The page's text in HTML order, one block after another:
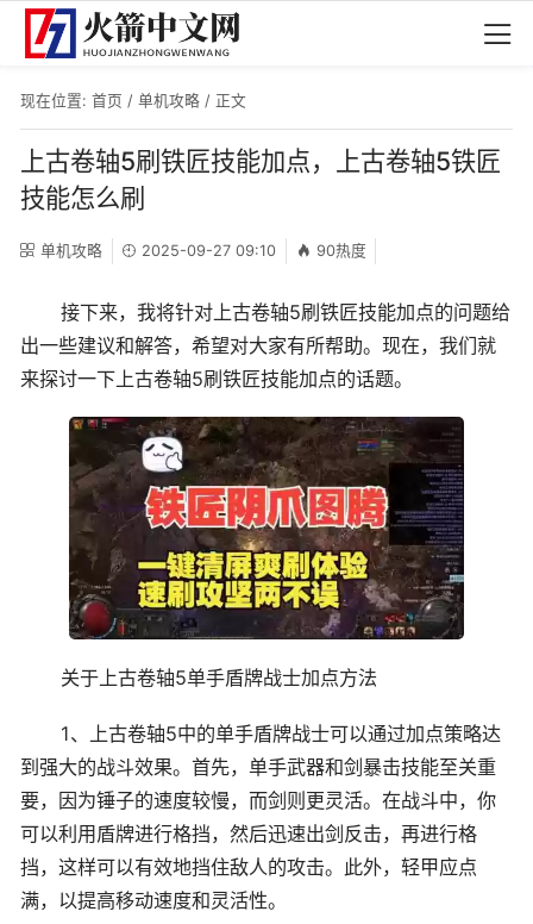
现在位置: 首页 / 单机攻略 / 正文
上古卷轴5刷铁匠技能加点，上古卷轴5铁匠
技能怎么刷
单机攻略 2025-09-27 09:10 90热度
接下来，我将针对上古卷轴5刷铁匠技能加点的问题给
出一些建议和解答，希望对大家有所帮助。现在，我们就
来探讨一下上古卷轴5刷铁匠技能加点的话题。
关于上古卷轴5单手盾牌战士加点方法
1、上古卷轴5中的单手盾牌战士可以通过加点策略达
到强大的战斗效果。首先，单手武器和剑暴击技能至关重
要，因为锤子的速度较慢，而剑则更灵活。在战斗中，你
可以利用盾牌进行格挡，然后迅速出剑反击，再进行格
挡，这样可以有效地挡住敌人的攻击。此外，轻甲应点
满，以提高移动速度和灵活性。